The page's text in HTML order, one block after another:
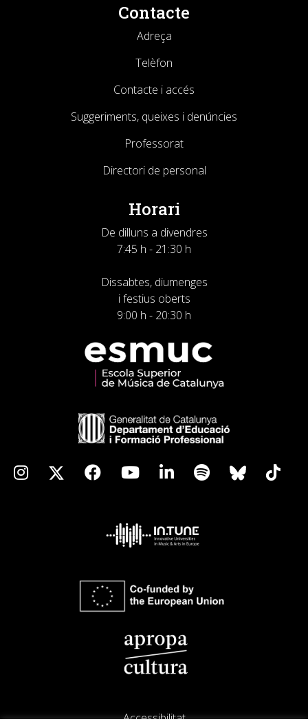
Contacte
Adreça
Telèfon
Contacte i accés
Suggeriments, queixes i denúncies
Professorat
Directori de personal
Horari
De dilluns a divendres
7:45 h - 21:30 h
Dissabtes, diumenges
i festius oberts
9:00 h - 20:30 h
Accessibilitat